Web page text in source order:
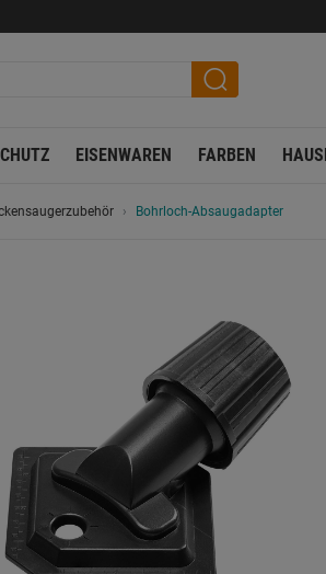
EISENWAREN FARBEN
Bohrloch-Absaugadapter